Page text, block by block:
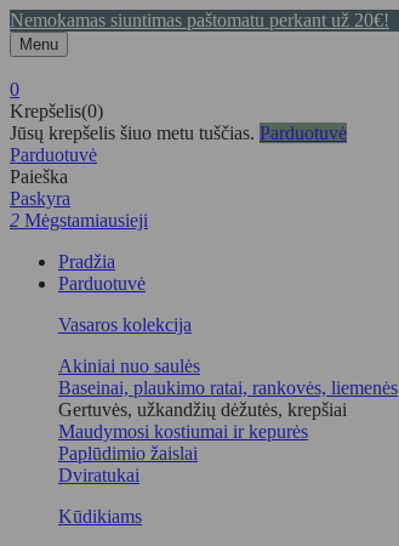
Nemokamas siuntimas paštomatu perkant už 20€!
Menu
0
Krepšelis(0)
Jūsų krepšelis šiuo metu tuščias. Parduotuvė
Parduotuvė
Paieška
Paskyra
2 Mėgstamiausieji
Pradžia
Parduotuvė
Vasaros kolekcija
Akiniai nuo saulės
Baseinai, plaukimo ratai, rankovės, liemenės
Gertuvės, užkandžių dėžutės, krepšiai
Maudymosi kostiumai ir kepurės
Paplūdimio žaislai
Dviratukai
Kūdikiams